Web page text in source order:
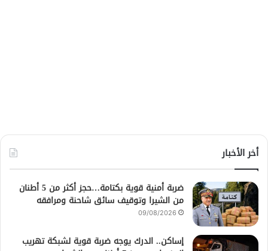
أخر الأخبار
ضربة أمنية قوية بكتامة…حجز أكثر من 5 أطنان
من الشيرا وتوقيف سائق شاحنة ومرافقه
09/08/2026
إساكن.. الدرك يوجه ضربة قوية لشبكة تهريب